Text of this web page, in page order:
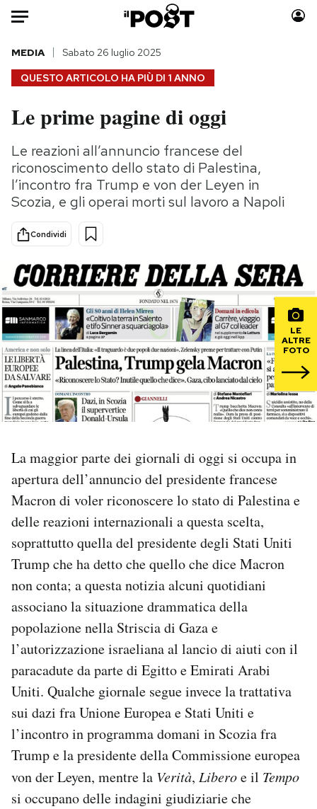
HOME
Italia
Politica
Tecnologia
Internet
Scienza
Cultura
Economia
Sport
Moda
Consumismi
Storie/Idee
Ok Boomer!
Altrecose
Mondiali calcio 2026
PODCAST
NEWSLETTER
SHOP
Area Personale
Newsletter
Notifiche mobile
Regala il Post
Hai bisogno di aiuto?
Esci
QUESTO ARTICOLO HA PIÙ DI 1 ANNO
MEDIA Sabato 26 luglio 2025
Le prime pagine di oggi
Le reazioni all’annuncio francese del
riconoscimento dello stato di Palestina,
l’incontro fra Trump e von der Leyen in
Scozia, e gli operai morti sul lavoro a Napoli
Condividi
LE
ALTRE
FOTO
La maggior parte dei giornali di oggi si occupa in
apertura dell’annuncio del presidente francese
Macron di voler riconoscere lo stato di Palestina e
delle reazioni internazionali a questa scelta,
soprattutto quella del presidente degli Stati Uniti
Trump che ha detto che quello che dice Macron
non conta; a questa notizia alcuni quotidiani
associano la situazione drammatica della
popolazione nella Striscia di Gaza e
l’autorizzazione israeliana al lancio di aiuti con il
paracadute da parte di Egitto e Emirati Arabi
Uniti. Qualche giornale segue invece la trattativa
sui dazi fra Unione Europea e Stati Uniti e
l’incontro in programma domani in Scozia fra
Trump e la presidente della Commissione europea
von der Leyen, mentre la Verità, Liberoe il Tempo
si occupano delle indagini giudiziarie che